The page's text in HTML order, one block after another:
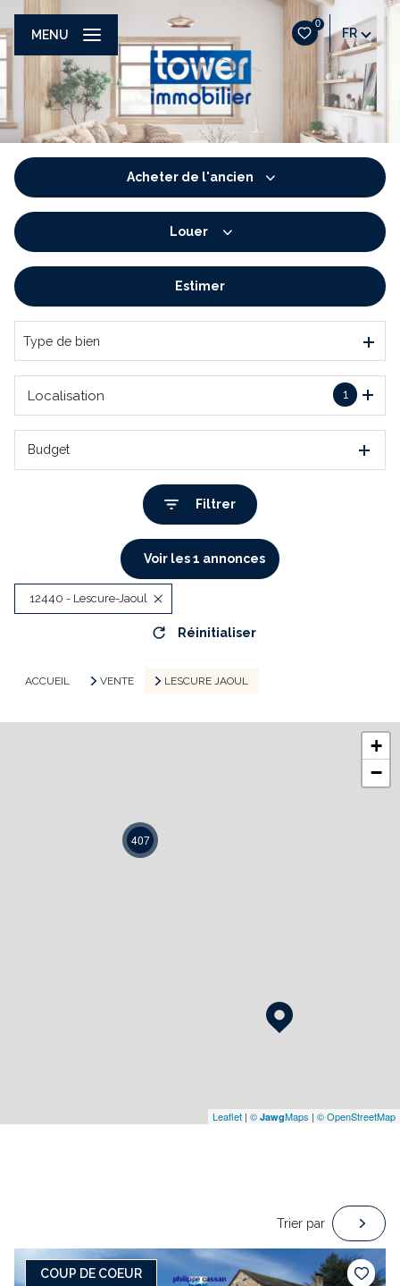
0
FR
MENU
Acheter de l'ancien
De l'immo pro
Louer
De l'immo pro
Estimer
Type de bien
1
Localisation
Budget
Filtrer
Voir les1 annonces
12440 - Lescure-Jaoul
Réinitialiser
ACCUEIL VENTE LESCURE JAOUL
407
+
−
Leaflet | © JawgMaps | © OpenStreetMap
Trier par
COUP DE COEUR